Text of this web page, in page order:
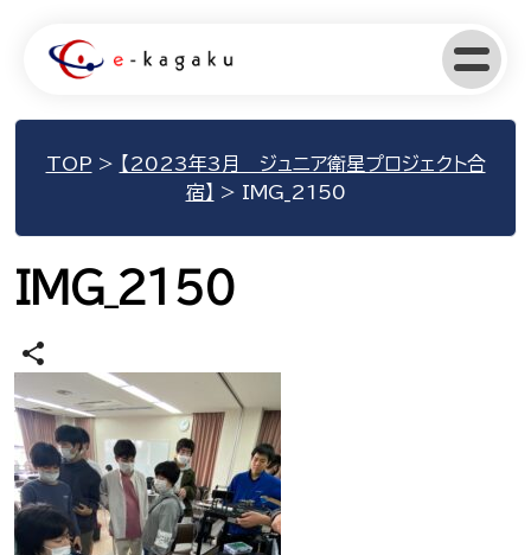
TOP >
【2023年3月 ジュニア衛星プロジェクト合
宿】
> IMG_2150
IMG_2150
share